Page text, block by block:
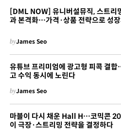
[DML NOW] 유니버설뮤직, 스트리
과 본격화…가격·상품 전략으로 성
byJames Seo
유튜브 프리미엄에 광고형 피콕 결
고 수익 동시에 노린다
byJames Seo
마블이 다시 채운 Hall H…코믹콘
이 극장·스트리밍 전략을 결정하다